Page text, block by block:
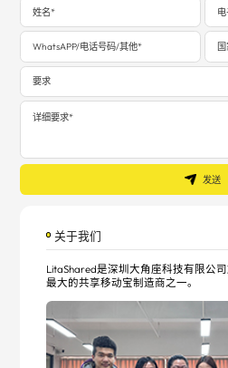
发送
关于我们
LitaShared是深圳大角座科技有限公
最大的共享移动宝制造商之一。